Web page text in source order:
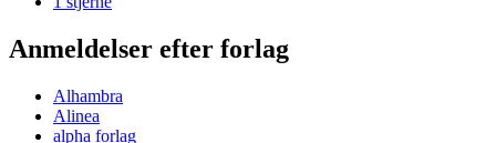
Anmeldelser efter forlag
Alhambra
Alinea
alpha forlag